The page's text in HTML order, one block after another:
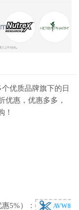
优质品牌旗下的日
优惠，优惠多多，
！
5%）：
AVW8